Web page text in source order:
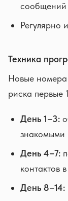
сообщений
Регулярно
Техника
Новые номера
риска первые
День 1–3:
знакомыми
День 4–7:
контактов
День 8–14: